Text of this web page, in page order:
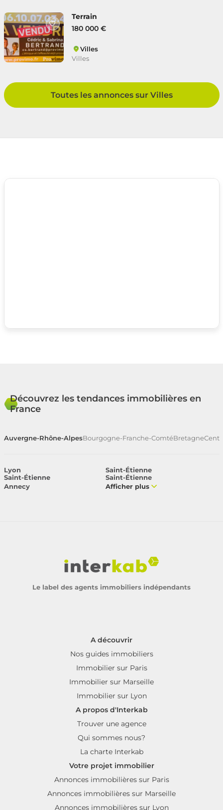
Terrain
180 000 €
Villes
Villes
Toutes les annonces sur Villes
Découvrez les tendances immobilières en
France
Auvergne-Rhône-AlpesBourgogne-Franche-ComtéBretagne
Lyon
Saint-Étienne
Saint-Étienne
Saint-Étienne
Annecy
Afficher plus
Le label des agents immobiliers indépendants
A découvrir
Nos guides immobiliers
Immobilier sur Paris
Immobilier sur Marseille
Immobilier sur Lyon
A propos d'Interkab
Trouver une agence
Qui sommes nous?
La charte Interkab
Votre projet immobilier
Annonces immobilières sur Paris
Annonces immobilières sur Marseille
Annonces immobilières sur Lyon